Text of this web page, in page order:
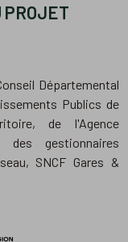
PROJET
Départemental
Publics de
de l'Agence
gestionnaires
SNCF Gares &